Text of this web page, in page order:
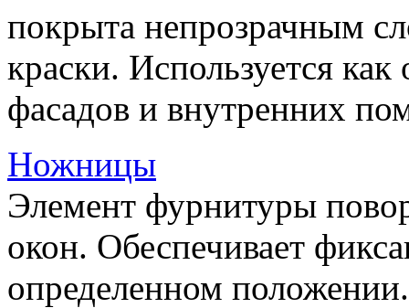
покрыта непрозрачным
краски. Используется
фасадов и внутренних
Ножницы
Элемент фурнитуры
окон. Обеспечивает
определенном положении.